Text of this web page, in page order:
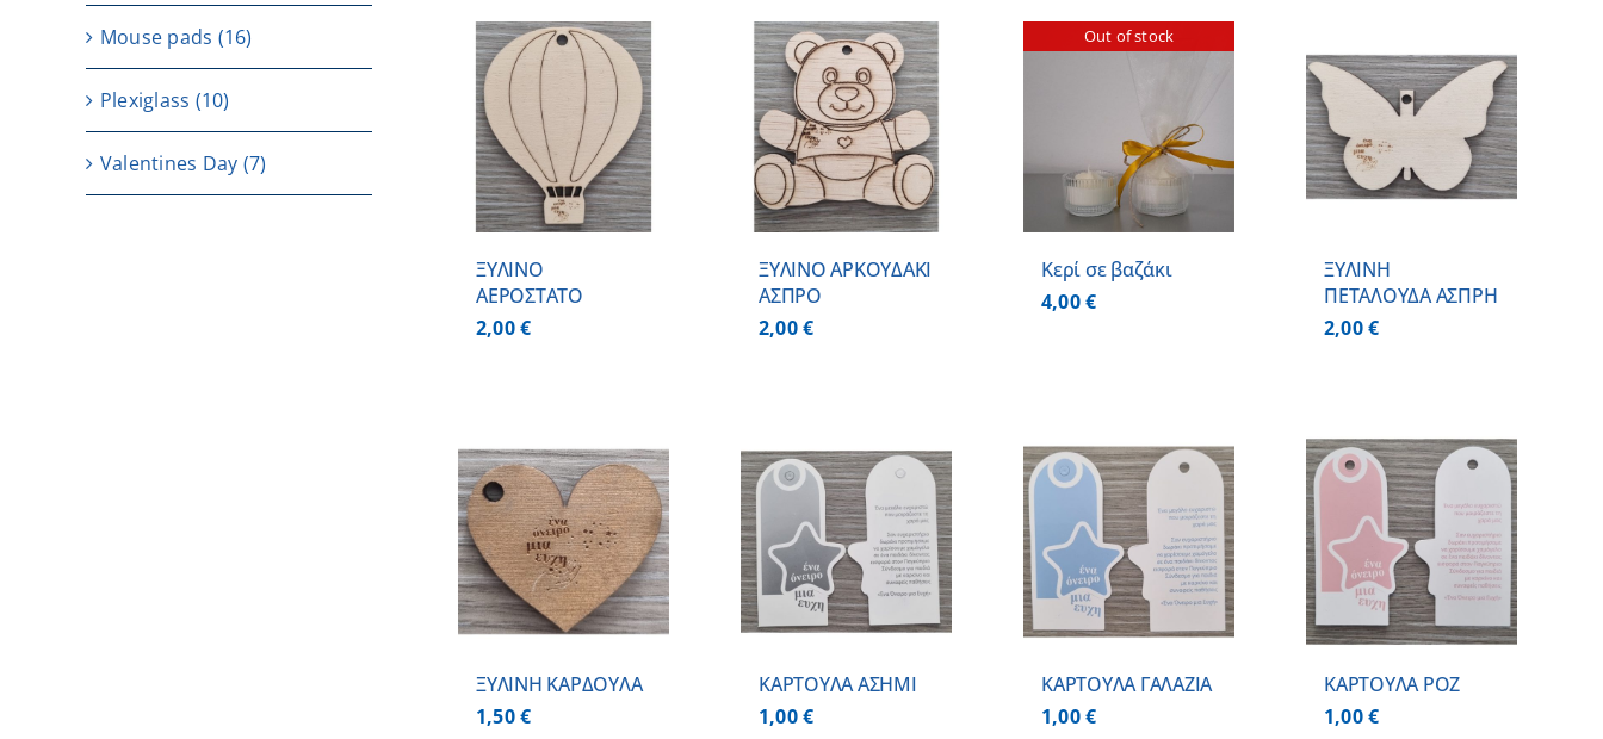
ΚΑΛΑΘΙ
ΞΥΛΙΝΟ
ΑΕΡΟΣΤΑΤΟ
2,00€
ΠΡΟΣΘΗΚΗ ΣΤΟ
ΚΑΛΑΘΙ
ΛΕΠΤΟΜΕΡΕΙΕΣ
ΞΥΛΙΝΟ ΑΡΚΟΥΔΑΚΙ
ΑΣΠΡΟ
2,00€
Out of stock
ΛΕΠΤΟΜΕΡΕΙΕΣ
Κερί σε βαζάκι
4,00€
ΚΑΛΑΘΙ
ΛΕΠΤΟΜΕΡΕΙΕΣ
ΞΥΛΙΝΗ
ΠΕΤΑΛΟΥΔΑ ΑΣΠΡΗ
2,00€
ΞΥΛΙΝΗ ΚΑΡΔΟΥΛΑ
1,50€
ΠΡΟΣΘΗΚΗ ΣΤΟ
ΚΑΛΑΘΙ
/
ΛΕΠΤΟΜΕΡΕΙΕΣ
ΚΑΡΤΟΥΛΑ ΑΣΗΜΙ
1,00€
ΠΡΟΣΘΗΚΗ ΣΤΟ
ΚΑΛΑΘΙ
/
ΛΕΠΤΟΜΕΡΕΙΕΣ
ΚΑΡΤΟΥΛΑ ΓΑΛΑΖΙΑ
1,00€
ΠΡΟΣΘΗΚΗ ΣΤΟ
ΚΑΛΑΘΙ
/
ΛΕΠΤΟΜΕΡΕΙΕΣ
ΚΑΡΤΟΥΛΑ ΡΟΖ
1,00€
Μouse pads (16)
Plexiglass (10)
Valentines Day (7)